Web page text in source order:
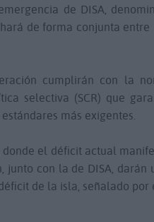
de DISA,
de forma conjunta entre
cumplirán con la
selectiva (SCR) que
más exigentes.
el déficit actual
junto con la de DISA,
de la isla, señalado